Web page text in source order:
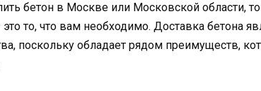
бетон в Москве или Московской области,
то, что вам необходимо. Доставка бетона
поскольку обладает рядом преимуществ,